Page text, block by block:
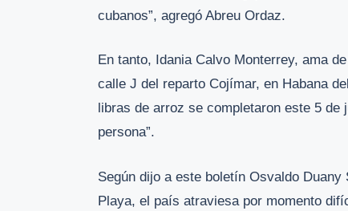
cubanos”, agregó Abreu Ordaz.
En tanto, Idania Calvo Monterrey, ama
calle J del reparto Cojímar, en Habana
libras de arroz se completaron este 5 de
persona”.
Según dijo a este boletín Osvaldo
Playa, el país atraviesa por momento